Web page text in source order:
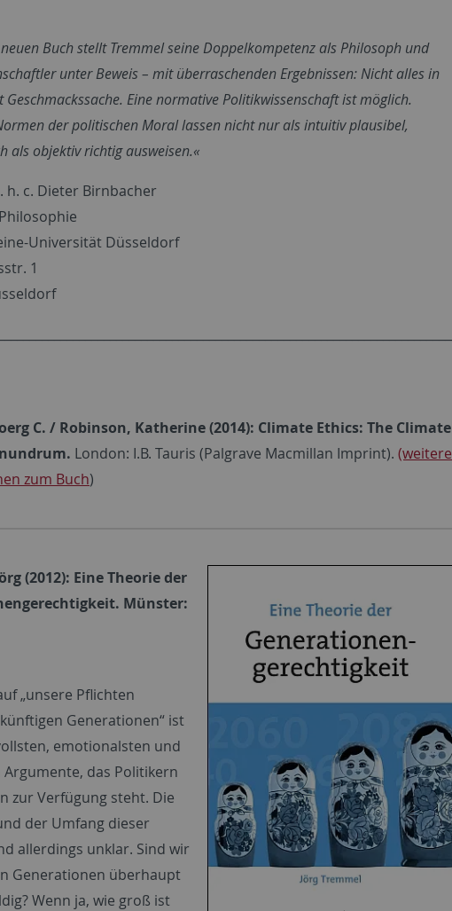
Buch stellt Tremmel seine Doppelkompetenz als Philosoph und
unter Beweis – mit überraschenden Ergebnissen: Nicht alles in
Geschmackssache. Eine normative Politikwissenschaft ist möglich.
der politischen Moral lassen nicht nur als intuitiv plausibel,
als objektiv richtig ausweisen.«
h. c. Dieter Birnbacher
Universität Düsseldorf
1
C. / Robinson, Katherine (2014): Climate Ethics: The Climate
London: I.B. Tauris (Palgrave Macmillan Imprint). (weitere
zum Buch)
(2012): Eine Theorie der
Münster:
„unsere Pflichten
Generationen“ ist
emotionalsten und
das Politikern
zur Verfügung steht. Die
der Umfang dieser
allerdings unklar. Sind wir
Generationen überhaupt
Wenn ja, wie groß ist